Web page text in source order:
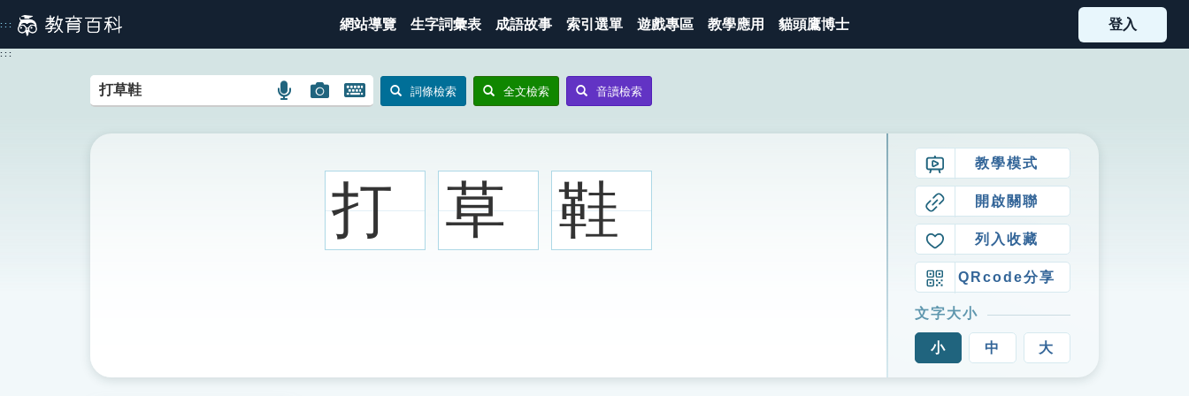
到
主
::: 網站導覽 生字詞彙表 成語故事 索引選單 遊戲專區 教學應用 貓頭鷹博士 登入
:::
語
搜
圖
搜
圖
示
開
鍵
圖
示
詞條檢索 全文檢索 音讀檢索
打 草 鞋
教學模式
開啟關聯
列入收藏
QRcode分享
文字大小
小 中 大